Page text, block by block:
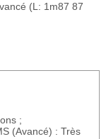
(L: 1m87 87
;
(Avancé) : Très